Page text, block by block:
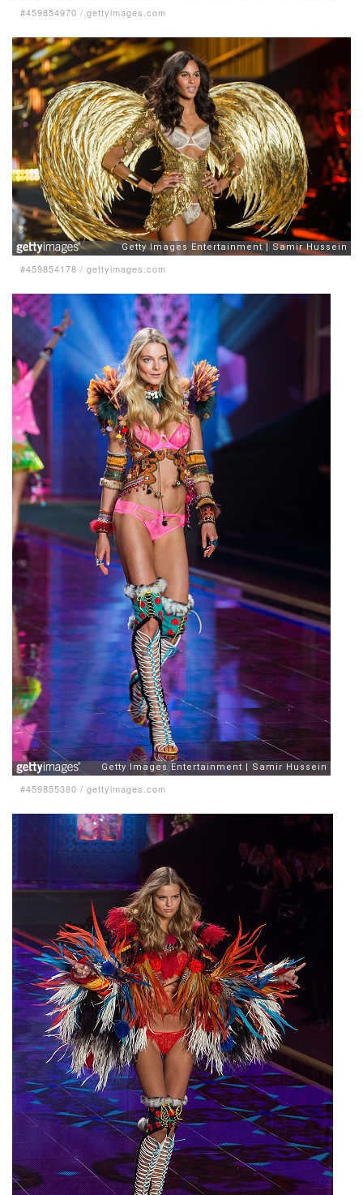
#459854970 / gettyimages.com
#459854178 / gettyimages.com
#459855380 / gettyimages.com